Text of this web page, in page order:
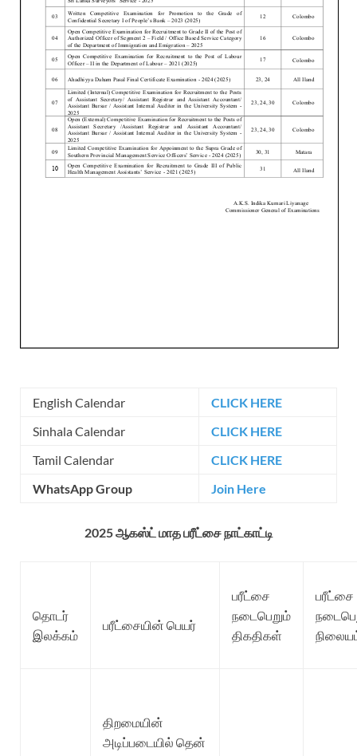
English Calendar
CLICK HERE
Sinhala Calendar
CLICK HERE
Tamil Calendar
CLICK HERE
WhatsApp Group
Join Here
2025 ஆகஸ்ட் மாத பரீட்சை நாட்காட்டி
தொடர்
இலக்கம்
பரீட்சையின் பெயர்
பரீட்சை
நடைபெறும்
திகதிகள்
பரீட்சை
திறமையின்
அடிப்படையில் தென்